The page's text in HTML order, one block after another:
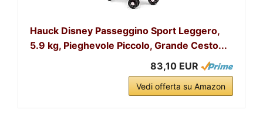
Hauck Disney Passeggino Sport Leggero,
5.9 kg, Pieghevole Piccolo, Grande Cesto...
83,10 EUR
Vedi offerta su Amazon